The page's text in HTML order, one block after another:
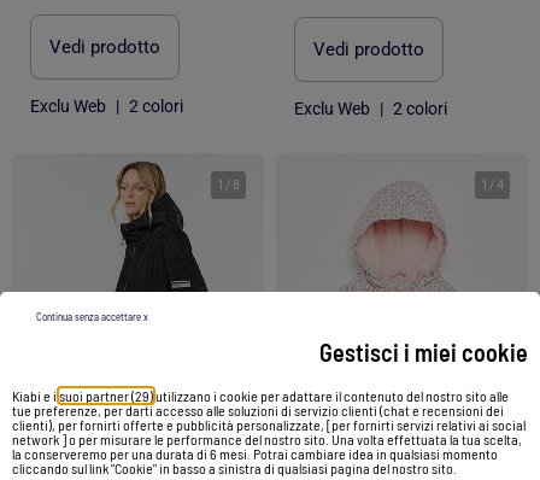
Gestisci i miei cookie
Kiabi e i suoi partner (29)utilizzano i cookie per adattare il contenuto del nostro sito alle
tue preferenze, per darti accesso alle soluzioni di servizio clienti (chat e recensioni dei
clienti), per fornirti offerte e pubblicità personalizzate, [per fornirti servizi relativi ai social
network ] o per misurare le performance del nostro sito. Una volta effettuata la tua scelta,
la conserveremo per una durata di 6 mesi. Potrai cambiare idea in qualsiasi momento
cliccando sul link "Cookie" in basso a sinistra di qualsiasi pagina del nostro sito.
Continua senza accettare x
Vedi prodotto
Exclu Web | 2 colori
Vedi prodotto
Exclu Web | 2 colori
1 / 8 1 /4